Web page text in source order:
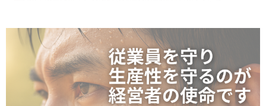
当社こだわりの施工
ご相談から施工完了の流れ